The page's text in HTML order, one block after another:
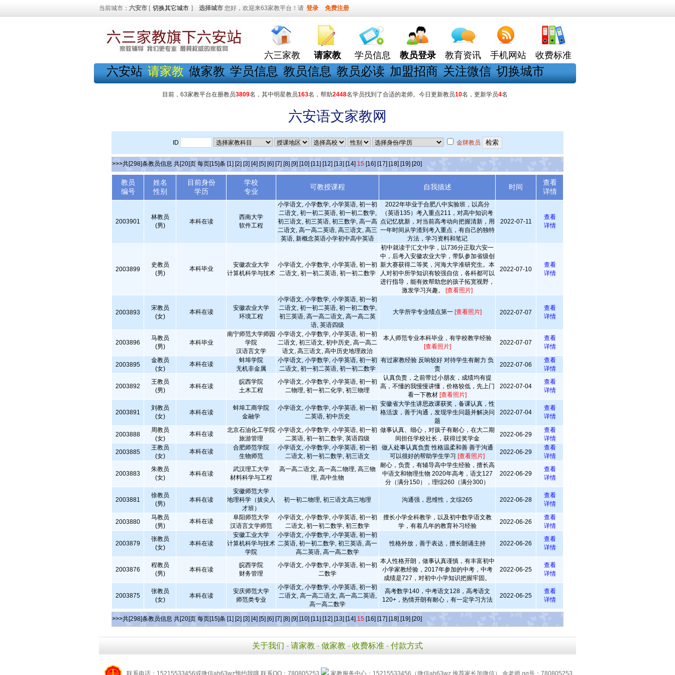
当前城市： 六安市 [ 切换其它城市 ] 选择城市 您好，欢迎来63家教平台！请 登录 免费注册
六三家教 请家教 学员信息 教员登录 教育资讯 手机网站 收费标准
六安站 请家教 做家教 学员信息 教员信息 教员必读 加盟招商 关注微信 切换城市
目前，63家教平台在册教员3809名，其中明星教员163名，帮助2448名学员找到了合适的老师。今日更新教员10名，更新学员4名
六安语文家教网
ID 金牌教员
>>>共[298]条教员信息 共[20]页 每页[15]条 [1] [2] [3] [4] [5] [6] [7] [8] [9] [10] [11] [12] [13] [14] 15 [16] [17] [18] [19] [20]
教员
编号
姓名
性别
目前身份
学历
学校
专业
可教授课程 自我描述 时间
查看
详情
2003901
林教员
(男)
本科在读
西南大学
软件工程
小学语文, 小学数学, 小学英语, 初一初
二语文, 初一初二英语, 初一初二数学,
初三语文, 初三英语, 初三数学, 高一高
二语文, 高一高二英语, 高三语文, 高三
英语, 新概念英语小学初中高中英语
2022年毕业于合肥八中实验班，以高分
（英语135）考入重点211，对高中知识考
点记忆犹新，对当前高考动向把握清新，用
一年时间从学渣到考入重点，有自己的独特
方法，学习资料和笔记
2022-07-11
查看
详情
2003899
史教员
(男)
本科毕业
安徽农业大学
计算机科学与技术
小学语文, 小学数学, 小学英语, 初一初
二语文, 初一初二英语, 初一初二数学
初中就读于汇文中学，以736分正取六安一
中，后考入安徽农业大学，带队参加省级创
新大赛获得二等奖，河海大学准研究生。本
人对初中所学知识有较强自信，各科都可以
进行指导，能有效帮助您的孩子拓宽视野，
激发学习兴趣。 [查看照片]
2022-07-10
查看
详情
2003893
宋教员
(女)
本科在读
安徽农业大学
环境工程
小学语文, 小学数学, 小学英语, 初一初
二语文, 初一初二英语, 初一初二数学,
初三英语, 高一高二语文, 高一高二英
语, 英语四级
大学所学专业绩点第一 [查看照片] 2022-07-07
查看
详情
2003896
马教员
(男)
本科毕业
南宁师范大学师园
学院
汉语言文学
小学语文, 小学数学, 小学英语, 初一初
二语文, 初三语文, 初中历史, 高一高二
语文, 高三语文, 高中历史地理政治
本人师范专业本科毕业，有学校教学经验
[查看照片]
2022-07-07
查看
详情
2003895
金教员
(女)
本科在读
蚌埠学院
无机非金属
小学语文, 小学数学, 小学英语, 初一初
二语文, 初一初二英语, 初一初二数学
有过家教经验 反响较好 对待学生有耐力 负
责
2022-07-06
查看
详情
2003892
王教员
(男)
本科在读
皖西学院
土木工程
小学语文, 小学数学, 小学英语, 初一初
二物理, 初一初二化学, 初三物理
认真负责，之前带过小朋友，成绩均有提
高，不懂的我慢慢讲懂，价格较低，先上门
看一下教材 [查看照片]
2022-07-04
查看
详情
2003891
刘教员
(女)
本科在读
蚌埠工商学院
金融学
小学语文, 小学数学, 小学英语, 初一初
二英语, 初中历史
安徽省大学生讲思政课获奖，备课认真，性
格活泼，善于沟通，发现学生问题并解决问
题
2022-07-04
查看
详情
2003888
周教员
(女)
本科在读
北京石油化工学院
旅游管理
小学语文, 小学数学, 小学英语, 初一初
二英语, 初一初二数学, 英语四级
做事认真、细心，对孩子有耐心，在大二期
间担任学校社长，获得过奖学金
2022-06-29
查看
详情
2003885
王教员
(女)
本科在读
合肥师范学院
生物师范
小学语文, 小学数学, 小学英语, 初一初
二语文, 初一初二数学, 初三语文
做人处事认真负责 性格温柔和善 善于沟通
可以很好的帮助学生学习 [查看照片]
2022-06-29
查看
详情
2003883
朱教员
(女)
本科在读
武汉理工大学
材料科学与工程
高一高二语文, 高一高二物理, 高三物
理, 高中生物
耐心，负责，有辅导高中学生经验，擅长高
中语文和物理生物 2020年高考，语文127
分（满分150），理综260（满分300）
2022-06-29
查看
详情
2003881
徐教员
(男)
本科在读
安徽师范大学
地理科学（拔尖人
才班）
初一初二物理, 初三语文高三地理 沟通强，思维性，文综265 2022-06-28
查看
详情
2003880
马教员
(男)
本科在读
阜阳师范大学
汉语言文学师范
小学语文, 小学数学, 小学英语, 初一初
二语文, 初一初二数学, 初三数学
擅长小学全科教学，以及初中数学语文教
学，有着几年的教育补习经验
2022-06-26
查看
详情
2003879
张教员
(女)
本科在读
安徽工业大学
计算机科学与技术
学院
小学语文, 小学数学, 小学英语, 初一初
二英语, 初一初二数学, 初三英语, 高一
高二英语, 高一高二数学
性格外放，善于表达，擅长朗诵主持 2022-06-26
查看
详情
2003876
程教员
(男)
本科在读
皖西学院
财务管理
小学语文, 小学数学, 小学英语, 初一初
二数学
本人性格开朗，做事认真谨慎，有丰富初中
小学家教经验，2017年参加的中考，中考
成绩是727，对初中小学知识把握牢固。
2022-06-25
查看
详情
2003875
张教员
(女)
本科在读
安庆师范大学
师范类专业
小学语文, 小学数学, 小学英语, 初一初
二语文, 高一高二语文, 高一高二英语,
高一高二数学
高考数学140，中考语文128，高考语文
120+，热情开朗有耐心，有一定学习方法
2022-06-25
查看
详情
>>>共[298]条教员信息 共[20]页 每页[15]条 [1] [2] [3] [4] [5] [6] [7] [8] [9] [10] [11] [12] [13] [14] 15 [16] [17] [18] [19] [20]
关于我们 - 请家教 - 做家教 - 收费标准 - 付款方式
联系电话：15215533456或微信ah63wz预约我哦 联系QQ：780805253 家教服务中心：15215533456（微信ah63wz 推荐家长加微信） 余老师 qq号：780805253